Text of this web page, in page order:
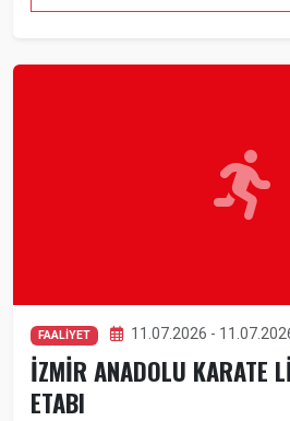
FAALİYET 11.07.2026 -
İZMİR ANADOLU KARATE
ETABI